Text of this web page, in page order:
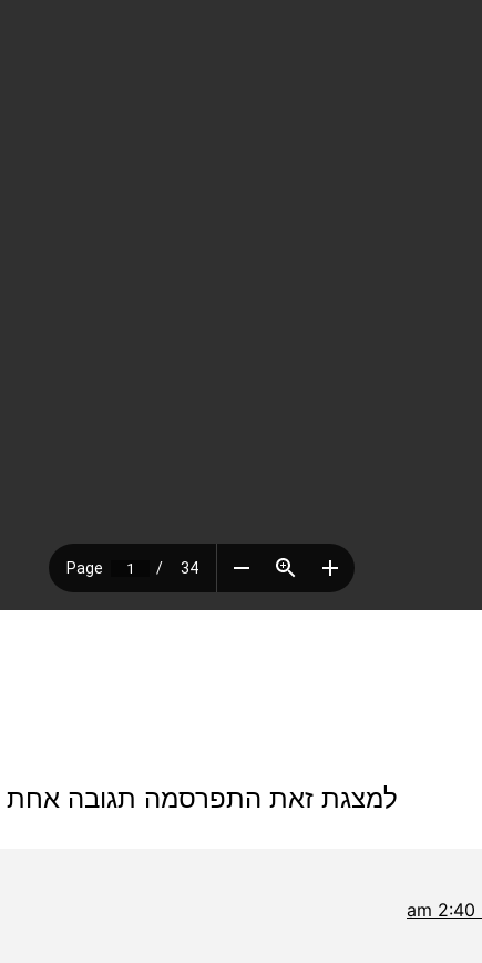
למצגת זאת התפרסמה תגובה אחת